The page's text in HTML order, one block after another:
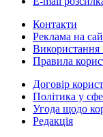
Контакти
Реклама на
Використання
Правила
Договір
Політика у
Угода щодо
Редакція